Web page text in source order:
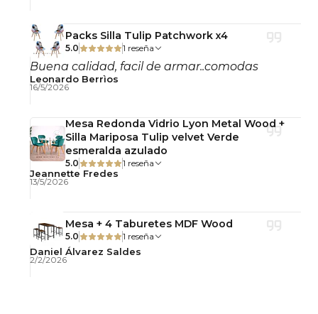
Packs Silla Tulip Patchwork x4
5.0 1 reseña
Buena calidad, facil de armar..comodas
Leonardo Berrìos
16/5/2026
Mesa Redonda Vidrio Lyon Metal Wood +
Silla Mariposa Tulip velvet Verde
esmeralda azulado
5.0 1 reseña
Jeannette Fredes
13/5/2026
Mesa + 4 Taburetes MDF Wood
5.0 1 reseña
Daniel Álvarez Saldes
2/2/2026